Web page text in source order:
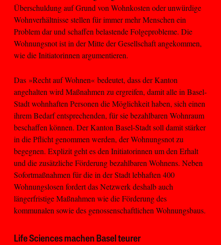
Überschuldung auf Grund von Wohnkosten oder unwürdige
Wohnverhältnisse stellen für immer mehr Menschen ein
Problem dar und schaffen belastende Folgeprobleme. Die
Wohnungsnot ist in der Mitte der Gesellschaft angekommen,
wie die Initiatorinnen argumentieren.
Das »Recht auf Wohnen« bedeutet, dass der Kanton
angehalten wird Maßnahmen zu ergreifen, damit alle in Basel-
Stadt wohnhaften Personen die Möglichkeit haben, sich einen
ihrem Bedarf entsprechenden, für sie bezahlbaren Wohnraum
beschaffen können. Der Kanton Basel-Stadt soll damit stärker
in die Pflicht genommen werden, der Wohnungsnot zu
begegnen. Explizit geht es den Initiatorinnen um den Erhalt
und die zusätzliche Förderung bezahlbaren Wohnens. Neben
Sofortmaßnahmen für die in der Stadt lebhaften 400
Wohnungslosen fordert das Netzwerk deshalb auch
längerfristige Maßnahmen wie die Förderung des
kommunalen sowie des genossenschaftlichen Wohnungsbaus.
Life Sciences machen Basel teurer